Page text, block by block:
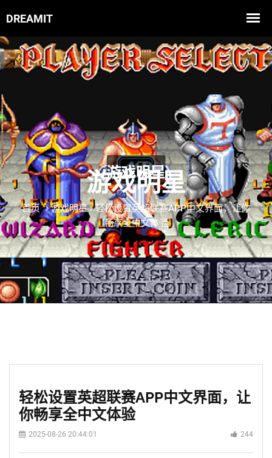
游戏明星
首页 游戏明星
轻松设置英超联赛APP中文界面，让你
畅享全中文体验
轻松设置英超联赛APP中文界面，让
你畅享全中文体验
2025-08-26 20:44:01 244